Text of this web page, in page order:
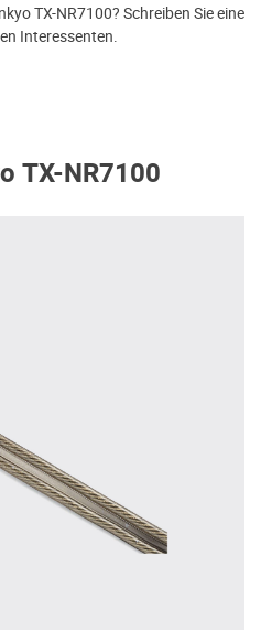
TX-NR7100? Schreiben Sie eine
Interessenten.
TX-NR7100